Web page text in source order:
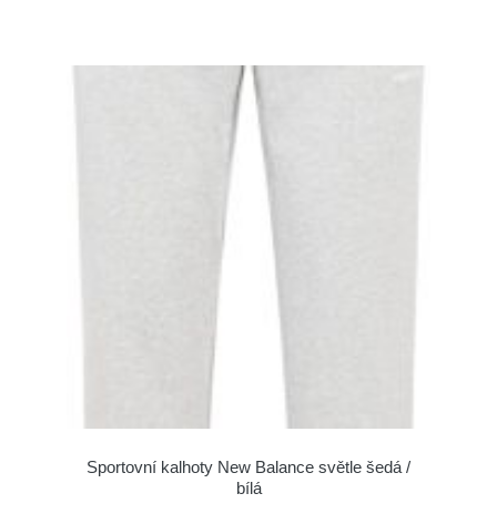
Sportovní kalhoty New Balance světle šedá /
bílá